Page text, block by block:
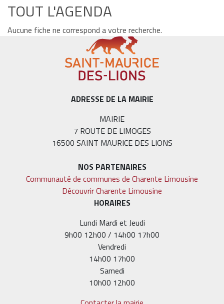
TOUT L'AGENDA
Aucune fiche ne correspond a votre recherche.
ADRESSE DE LA MAIRIE
MAIRIE
7 ROUTE DE LIMOGES
16500 SAINT MAURICE DES LIONS
NOS PARTENAIRES
Communauté de communes de Charente Limousine
Découvrir Charente Limousine
HORAIRES
Lundi Mardi et Jeudi
9h00 12h00 / 14h00 17h00
Vendredi
14h00 17h00
Samedi
10h00 12h00